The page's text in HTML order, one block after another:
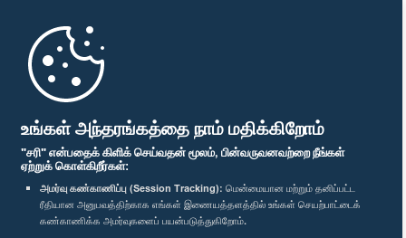
உங்கள் அந்தரங்கத்தை நாம் மதிக்கிறோம்
"சரி" என்பதைக் கிளிக் செய்வதன் மூலம், பின்வருவனவற்றை நீங்கள்
ஏற்றுக் கொள்கிறீர்கள்:
அமர்வு கண்காணிப்பு (Session Tracking): மென்மையான மற்றும் தனிப்பட்ட
ரீதியான அனுபவத்திற்காக எங்கள் இணையத்தளத்தில் உங்கள் செயற்பாட்டைக்
கண்காணிக்க அமர்வுகளைப் பயன்படுத்துகிறோம்.
முதற்பக்கம்
பாராளுமன்ற கையடக்க செயலி
எம்மை பின்தொடர்க :